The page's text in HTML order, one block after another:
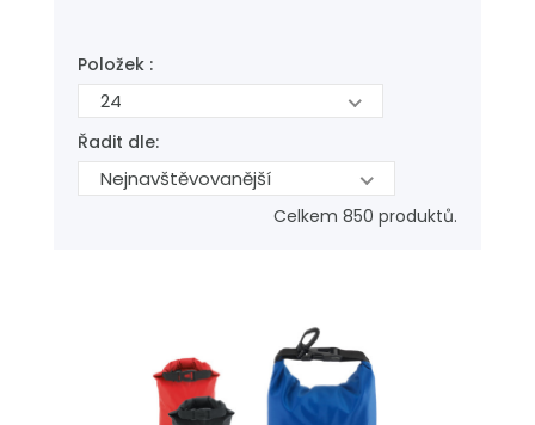
Položek :
24
Řadit dle:
Nejnavštěvovanější
Celkem 850 produktů.